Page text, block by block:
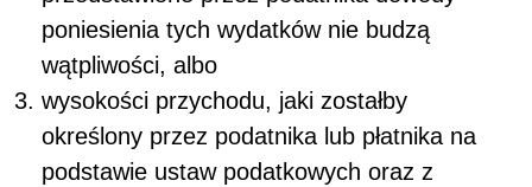
poniesienia tych wydatków nie budzą
wątpliwości, albo
wysokości przychodu, jaki zostałby
określony przez podatnika lub płatnika na
podstawie ustaw podatkowych oraz z